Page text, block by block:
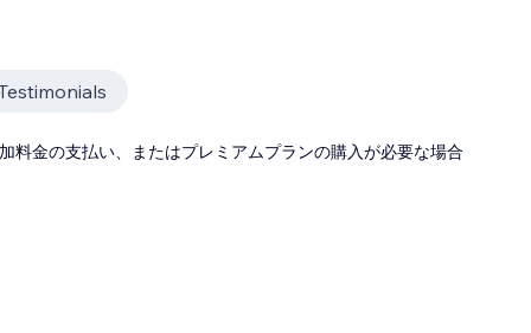
料金の支払い、またはプレミアムプランの購入が必要な場合